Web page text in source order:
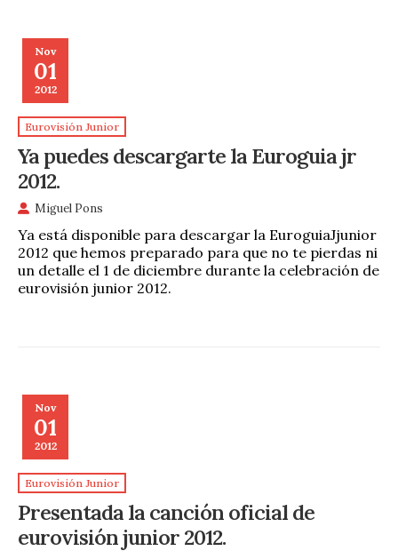
Nov
01
2012
Eurovisión Junior
Ya puedes descargarte la Euroguia jr
2012.
Miguel Pons
Ya está disponible para descargar la EuroguiaJjunior
2012 que hemos preparado para que no te pierdas ni
un detalle el 1 de diciembre durante la celebración de
eurovisión junior 2012.
Nov
01
2012
Eurovisión Junior
Presentada la canción oficial de
eurovisión junior 2012.